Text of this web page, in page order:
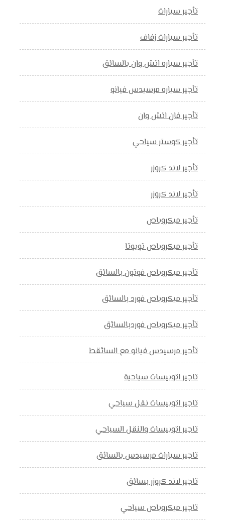
تأجير سيارات
تأجير سيارات زفاف
تأجير سياره اتش وان بالسائق
تأجير سياره مرسيدس فيانو
تأجير فان اتش وان
تأجير كوستر سياحي
تأجير لاند كروزر
تأجير لاند كروزر
تأجير ميكروباص
تأجير ميكروباص تويوتا
تأجير ميكروباص فوتون بالسائق
تأجير ميكروباص فورد بالسائق
تأجير ميكروباص فوردبالسائق
تأحير مرسيدس فيانو مع السائقط
تاجير اتوبيسات سياحية
تاجير اتوبيسات نقل سياحي
تاجير اتوبيسات والنقل السياحي
تاجير سيارات مرسيدس بالسائق
تاجير لاند كروزر بسائق
تاجير ميكروباص سياحي